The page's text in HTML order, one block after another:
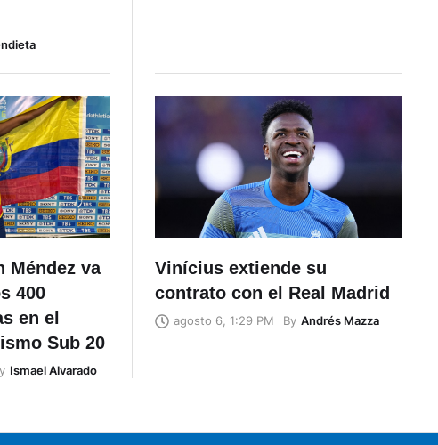
Méndez va
400
en el
Sub 20
Ismael Alvarado
Vinícius extiende su
contrato con el Real Madrid
agosto 6, 1:29 PM By Andrés Mazza